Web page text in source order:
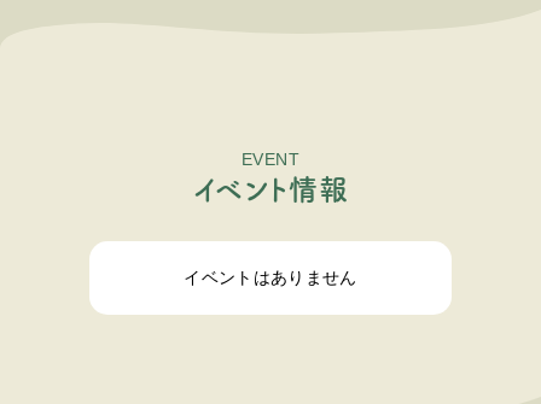
EVENT
イベン ト情報
イベントはありません